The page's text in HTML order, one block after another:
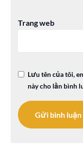
Trang web
Lưu tên của tôi,
này cho lần bình